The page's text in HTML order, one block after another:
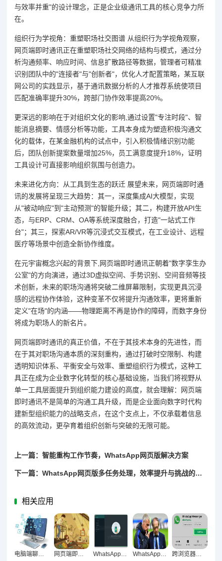
与效率并重"的设计理念，正是企业级通讯工具的核心竞争力所
在。
组织行为学视角：重塑职场社交图谱 从组织行为学视角观察，
网页端即时通讯正在重塑职场社交网络的结构与模式，通过分
析沟通频率、响应时间、信息扩散路径等数据，管理者可精准
识别团队中的"连接者"与"创新者"，优化人才配置策略，某互联
网公司的实践显示，基于通讯数据分析的人才推荐系统使项目
匹配准确率提升30%，跨部门协作效率提高20%。
更深远的影响在于对组织文化的影响,通过设置"专注时段"、智
能消息摘要、情感分析等功能，工具本身成为塑造积极沟通文
化的载体，在某金融机构的试点中，引入积极情绪识别功能
后，团队创新提案数量增加25%，员工满意度提升18%，证明
工具设计可直接影响组织氛围与创造力。
未来进化方向：从工具到生态的跃迁 展望未来，网页端即时通
讯的发展将呈现三大趋势：其一，深度集成AI大模型，实现
从"被动响应"到"主动预测"的智能升级；其二，构建开放API生
态，与ERP、CRM、OA等系统深度融合，打造"一站式工作
台"；其三，探索AR/VR等沉浸式交互模式，在工业设计、远程
医疗等场景中创造全新协作维度。
在元宇宙概念兴起的背景下,网页端即时通讯正朝着"数字孪生办
公室"的方向演进，通过3D虚拟空间、手势识别、空间音频等技
术创新，未来的职场沟通将突破二维屏幕限制，实现更具沉浸
感的远程协作体验，这种变革不仅将提升沟通效率，更将重新
定义"在场"的内涵——物理距离不再是协作的障碍，而数字身份
将成为职场人的新名片。
网页端即时通讯的真正价值，不在于其技术本身的先进性，而
在于其对职场沟通本质的深刻重构，通过打破时空限制、构建
透明知识体系、平衡安全与效率、重塑组织行为模式，这种工
具正在成为企业数字化转型的核心基础设施，当我们将视野从
单一工具层面提升到组织能力建设的高度，就会理解：网页端
即时通讯不是简单的沟通工具升级，而是企业面向数字时代构
建新型组织能力的战略支点，在这个支点上，不仅承载着信息
的高效流动，更孕育着组织创新与突破的无限可能。
上一篇：智能重构工作节奏，WhatsApp网页版解决方案
下一篇：WhatsApp网页版多任务处理，效率提升与挑战的双重解析
相关应用
电脑端聊天工具，重构职场沟通生态的核心引擎 网页端即时通讯，重构沟通生态，触达高效协作新境界 WhatsApp网页版对团队协作效率的影响，沟通模式与效能全景解析 WhatsApp网页版高强度沟通场景性能分析与优化策略 跨浏览器实战，WhatsApp网页版Chrome与Safari深度体验对比解析